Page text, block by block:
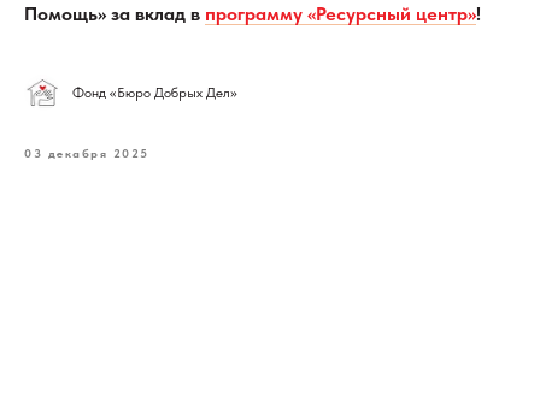
Помощь» за вклад в программу «Ресурсный центр»!
Фонд «Бюро Добрых Дел»
03 декабря 2025